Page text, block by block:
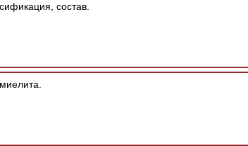
состав.